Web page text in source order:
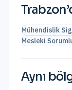
Trabzon
Mühendislik
Mesleki
Aynı